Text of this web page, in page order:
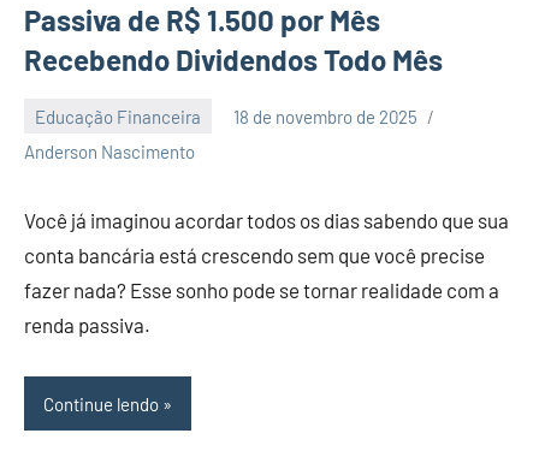
Passiva de R$ 1.500 por Mês
Recebendo Dividendos Todo Mês
Educação Financeira
18 de novembro de 2025
Anderson Nascimento
Nenhum
Você já imaginou acordar todos os dias sabendo que sua
conta bancária está crescendo sem que você precise
fazer nada? Esse sonho pode se tornar realidade com a
renda passiva.
Continue lendo